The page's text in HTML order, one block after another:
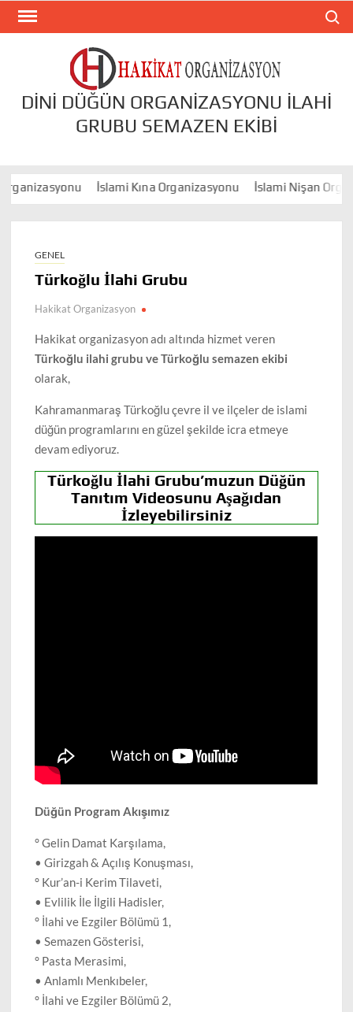
Skip
DINI DÜĞÜN ORGANIZASYONU İLAHI
GRUBU SEMAZEN EKIBI
İslami Kına Organizasyonu İslami Nişan
GENEL
Türkoğlu İlahi Grubu
Hakikat Organizasyon
Hakikat organizasyon adı altında hizmet veren
Türkoğlu ilahi grubu ve Türkoğlu semazen ekibi
olarak,
Kahramanmaraş Türkoğlu çevre il ve ilçeler de islami
düğün programlarını en güzel şekilde icra etmeye
devam ediyoruz.
Türkoğlu İlahi Grubu’muzun Düğün
Tanıtım Videosunu Aşağıdan
İzleyebilirsiniz
Düğün Program Akışımız
° Gelin Damat Karşılama,
• Girizgah & Açılış Konuşması,
° Kur’an-i Kerim Tilaveti,
• Evlilik İle İlgili Hadisler,
° İlahi ve Ezgiler Bölümü 1,
• Semazen Gösterisi,
° Pasta Merasimi,
• Anlamlı Menkıbeler,
° İlahi ve Ezgiler Bölümü 2,